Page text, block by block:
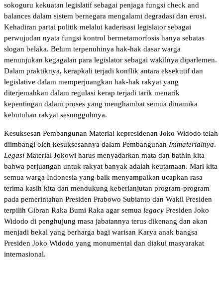
sokoguru kekuatan legislatif sebagai penjaga fungsi check and
balances dalam sistem bernegara mengalami degradasi dan erosi.
Kehadiran partai politik melalui kaderisasi legislator sebagai
perwujudan nyata fungsi kontrol bermetamorfosis hanya sebatas
slogan belaka. Belum terpenuhinya hak-hak dasar warga
menunjukan kegagalan para legislator sebagai wakilnya diparlemen.
Dalam praktiknya, kerapkali terjadi konflik antara eksekutif dan
legislative dalam memperjuangkan hak-hak rakyat yang
diterjemahkan dalam regulasi kerap terjadi tarik menarik
kepentingan dalam proses yang menghambat semua dinamika
kebutuhan rakyat sesungguhnya.
Kesuksesan Pembangunan Material kepresidenan Joko Widodo telah
diimbangi oleh kesuksesannya dalam Pembangunan Immaterialnya.
Legasi Material Jokowi harus menyadarkan mata dan bathin kita
bahwa perjuangan untuk rakyat banyak adalah keutamaan. Mari kita
semua warga Indonesia yang baik menyampaikan ucapkan rasa
terima kasih kita dan mendukung keberlanjutan program-program
pada pemerintahan Presiden Prabowo Subianto dan Wakil Presiden
terpilih Gibran Raka Bumi Raka agar semua legacy Presiden Joko
Widodo di penghujung masa jabatannya terus dikenang dan akan
menjadi bekal yang berharga bagi warisan Karya anak bangsa
Presiden Joko Widodo yang monumental dan diakui masyarakat
internasional.